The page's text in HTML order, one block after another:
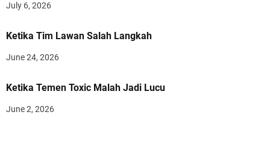
July 6, 2026
Ketika Tim Lawan Salah Langkah
June 24, 2026
Ketika Temen Toxic Malah Jadi Lucu
June 2, 2026